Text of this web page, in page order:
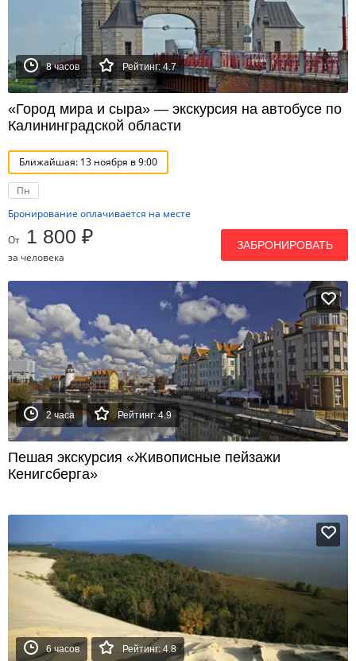
8 часов Рейтинг: 4.7
«Город мира и сыра» — экскурсия на автобусе по
Калининградской области
Ближайшая: 13 ноября в 9:00
Пн
Бронирование оплачивается на месте
От 1 800 ₽
за человека
ЗАБРОНИРОВАТЬ
2 часа Рейтинг: 4.9
Пешая экскурсия «Живописные пейзажи
Кенигсберга»
6 часов Рейтинг: 4.8